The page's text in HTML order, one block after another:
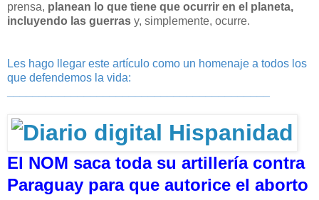
prensa, planean lo que tiene que ocurrir en el planeta,
incluyendo las guerras y, simplemente, ocurre.
Les hago llegar este artículo como un homenaje a todos los
que defendemos la vida:
El NOM saca toda su artillería contra
Paraguay para que autorice el aborto